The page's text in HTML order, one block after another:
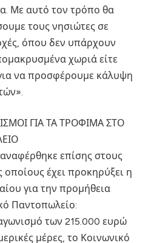
Με αυτό τον τρόπο θα
τους νησιώτες σε
όπου δεν υπάρχουν
χωριά είτε
να προσφέρουμε κάλυψη
ΓΙΑ ΤΑ ΤΡΟΦΙΜΑ ΣΤΟ
επίσης στους
έχει προκηρύξει η
για την προμήθεια
Παντοπωλείο:
των 215.000 ευρώ
μέρες, το Κοινωνικό